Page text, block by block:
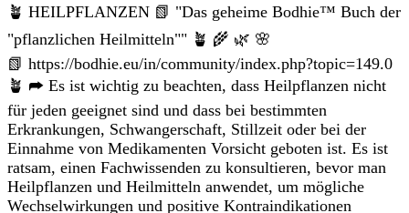
🪴 HEILPFLANZEN 📗 "Das geheime Bodhie™ Buch der
"pflanzlichen Heilmitteln"" 🪴 🌾 🌿 🌸
📗 https://bodhie.eu/in/community/index.php?topic=149.0
🪴 ➦ Es ist wichtig zu beachten, dass Heilpflanzen nicht
für jeden geeignet sind und dass bei bestimmten
Erkrankungen, Schwangerschaft, Stillzeit oder bei der
Einnahme von Medikamenten Vorsicht geboten ist. Es ist
ratsam, einen Fachwissenden zu konsultieren, bevor man
Heilpflanzen und Heilmitteln anwendet, um mögliche
Wechselwirkungen und positive Kontraindikationen